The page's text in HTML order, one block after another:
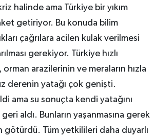
halinde ama Türkiye bir yıkım
getiriyor. Bu konuda bilim
çağrılara acilen kulak verilmesi
gerekiyor. Türkiye hızlı
arazilerinin ve meraların hızla
derenin yatağı çok genişti.
ama su sonuçta kendi yatağını
aldı. Bunların yaşanmasına gerek
Tüm yetkilileri daha duyarlı